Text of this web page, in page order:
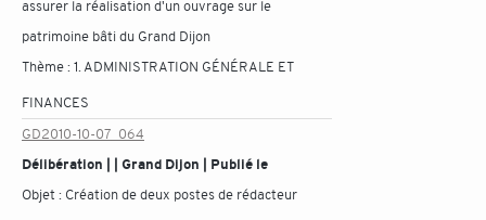
assurer la réalisation d'un ouvrage sur le
patrimoine bâti du Grand Dijon
Thème :1. ADMINISTRATION GÉNÉRALE ET
FINANCES
GD2010-10-07_064
Délibération | | Grand Dijon | Publié le
Objet : Création de deux postes de rédacteur